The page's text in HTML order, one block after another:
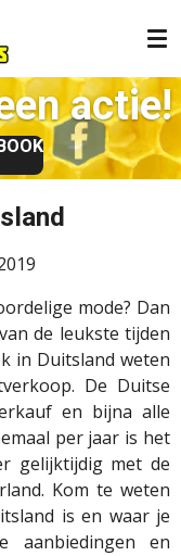
actie!
mode? Dan
de leukste tijden
in Duitsland weten
De Duitse
en bijna alle
per jaar is het
gelijktijdig met de
Kom te weten
is en waar je
aanbiedingen en